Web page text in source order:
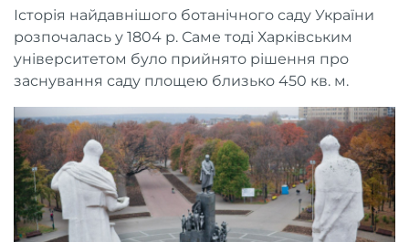
Історія найдавнішого ботанічного саду України
розпочалась у 1804 р. Саме тоді Харківським
університетом було прийнято рішення про
заснування саду площею близько 450 кв. м.